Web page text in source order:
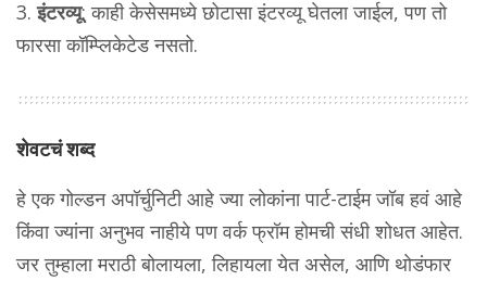
इंटरव्यू: काही केसेसमध्ये छोटासा इंटरव्यू घेतला जाईल, पण तो
फारसा कॉम्प्लिकेटेड नसतो.
शेवटचं शब्द
हे एक गोल्डन अपॉर्चुनिटी आहे ज्या लोकांना पार्ट-टाईम जॉब हवं आहे
किंवा ज्यांना अनुभव नाहीये पण वर्क फ्रॉम होमची संधी शोधत आहेत.
जर तुम्हाला मराठी बोलायला, लिहायला येत असेल, आणि थोडंफार